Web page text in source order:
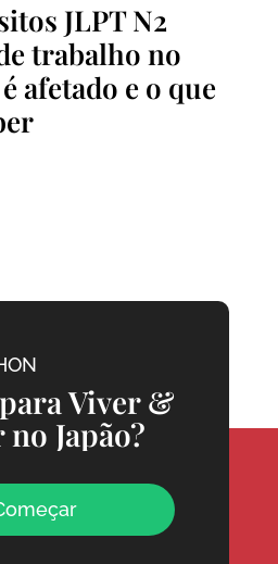
JLPT N2
trabalho no
afetado e o que
Viver &
Japão?